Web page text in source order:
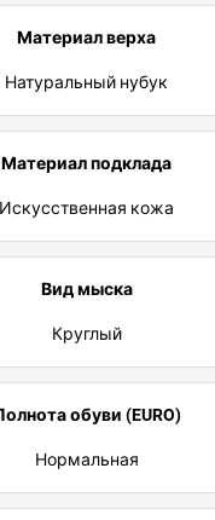
Материал верха
Натуральный нубук
Материал подклада
Искусственная кожа
Вид мыска
Круглый
обуви (EURO)
Нормальная